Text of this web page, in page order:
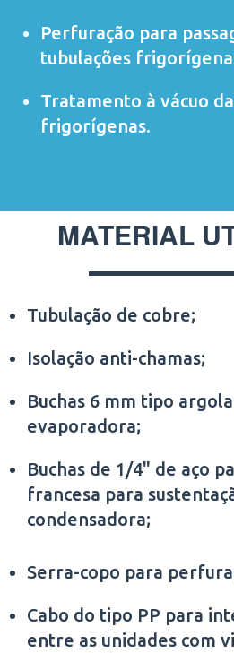
Perfuração para
tubulações
Tratamento à vácuo
frigorígenas.
MATERIAL
Tubulação de cobre;
Isolação anti-chamas;
Buchas 6 mm tipo
evaporadora;
Buchas de 1/4" de aço
francesa para
condensadora;
Serra-copo para
Cabo do tipo PP para
entre as unidades com